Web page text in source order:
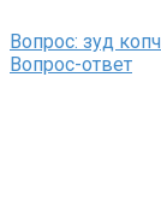
Вопрос: зуд
Вопрос-ответ